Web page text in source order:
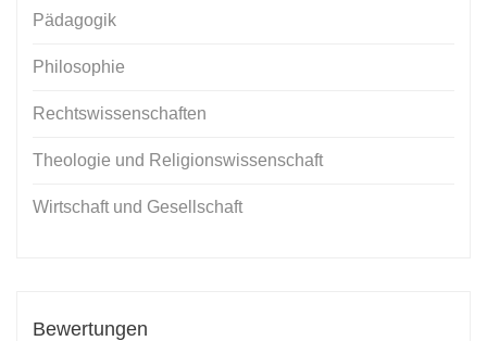
Pädagogik
Philosophie
Rechtswissenschaften
Theologie und Religionswissenschaft
Wirtschaft und Gesellschaft
Bewertungen